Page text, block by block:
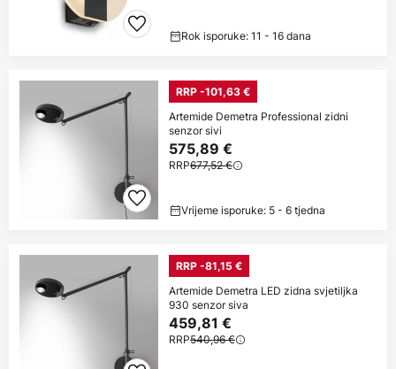
Rok isporuke: 11 - 16 dana
RRP -101,63 €
Artemide Demetra Professional zidni
senzor sivi
575,89 €
RRP677,52 €
Vrijeme isporuke: 5 - 6 tjedna
RRP -81,15 €
Artemide Demetra LED zidna svjetiljka
930 senzor siva
459,81 €
RRP540,96 €